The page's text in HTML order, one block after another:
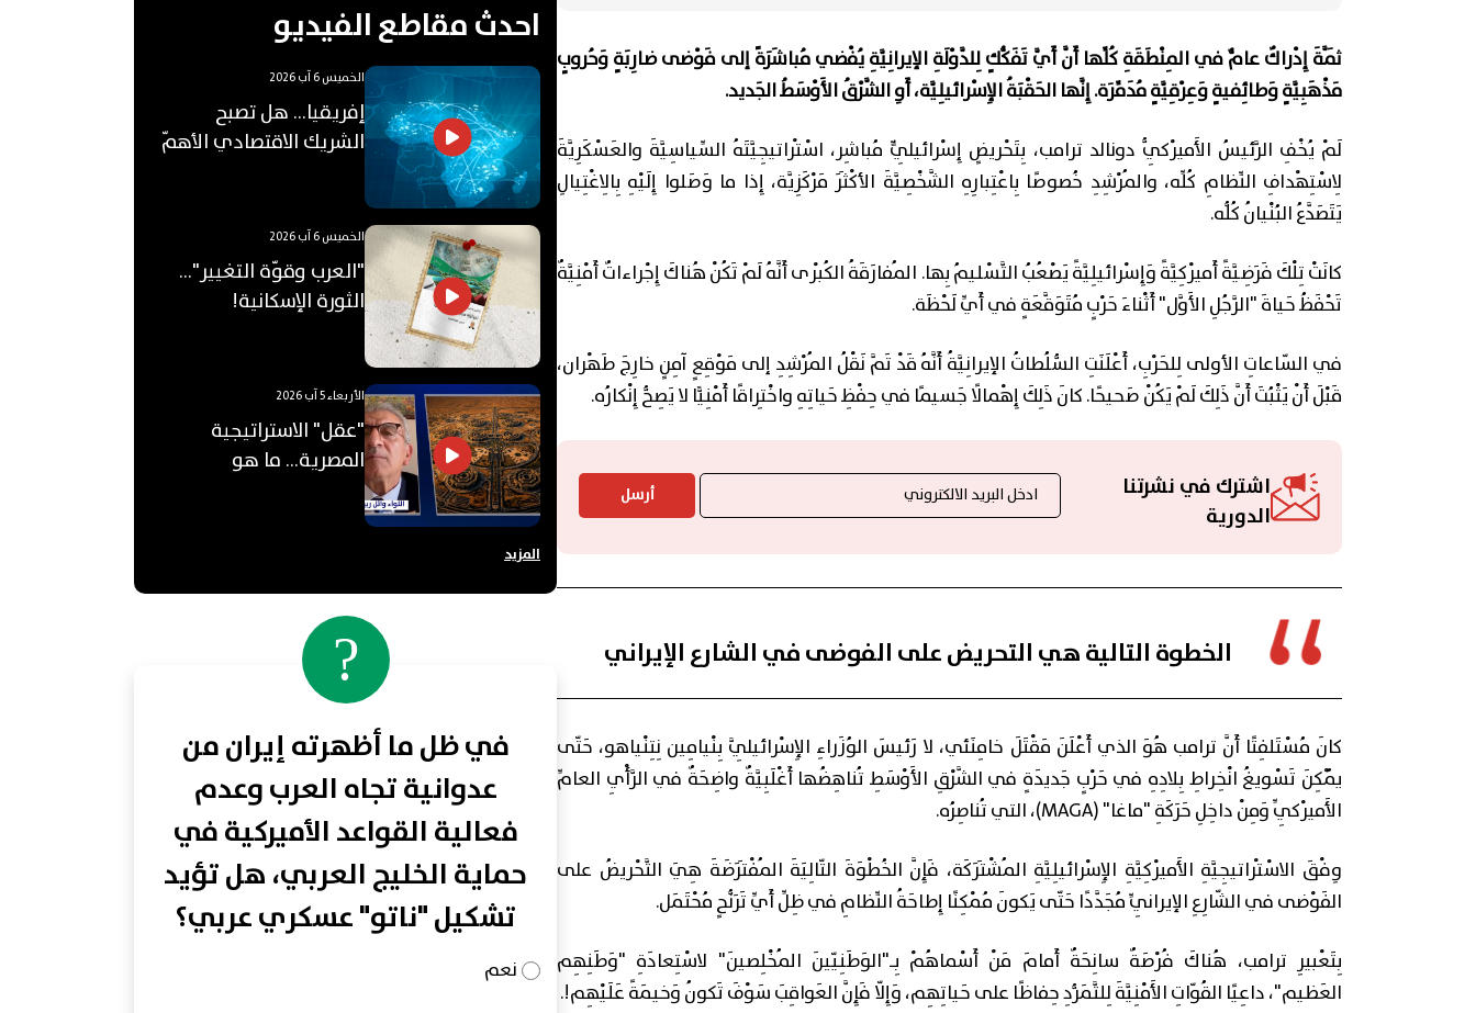
ثَمَّةَ إِدْراكٌ عامٌّ في المِنْطَقَةِ كُلِّها أَنَّ أَيَّ تَفَكُّكٍ لِلدَّوْلَةِ الإيرانِيَّةِ يُفْضي مُباشَرَةً إلى فَوْضى ضارِبَةٍ وَحُروبٍ
مَذْهَبِيَّةٍ وَطائِفيةٍ وَعِرْقِيَّةٍ مُدَمِّرَة. إِنَّها الحَقْبَةُ الإِسْرائيلِيَّة، أَوِ الشَّرْقُ الأَوْسَطُ الجَديد.
لَمْ يُخْفِ الرَّئيسُ الأَميرْكِيُّ دونالد ترامب، بِتَحْريضٍ إِسْرائيلِيٍّ مُباشِر، اسْتْراتيجِيَّتَهُ السِّياسِيَّةَ والعَسْكَرِيَّةَ
لِاسْتِهْدافِ النِّظامِ كُلِّه، والمُرْشِدِ خُصوصًا بِاعْتِبارِهِ الشَّخْصِيَّةَ الأكْثَرَ مَرْكَزِيَّة، إِذا ما وَصَلوا إِلَيْهِ بِالِاغْتِيالِ
يَتَصَدَّعُ البُنْيانُ كُلُّه.
كانَتْ تِلْكَ فَرَضِيَّةً أَميرْكِيَّةً وَإِسْرائيلِيَّةً يَصْعُبُ التَّسْليمُ بِها. المُفارَقَةُ الكُبْرى أَنَّهُ لَمْ تَكُنْ هُناكَ إِجْراءاتٌ أَمْنِيَّةٌ
تَحْفَظُ حَياةَ "الرَّجُلِ الأَوَّل" أَثْناءَ حَرْبٍ مُتَوَقَّعَةٍ في أَيِّ لَحْظَة.
في السّاعاتِ الأولى لِلحَرْبِ، أَعْلَنَتِ السُّلُطاتُ الإيرانِيَّةُ أَنَّهُ قَدْ تَمَّ نَقْلُ المُرْشِدِ إلى مَوْقِعٍ آمِنٍ خارِجَ طَهْران،
قَبْلَ أَنْ يَثْبُتَ أَنَّ ذَلِكَ لَمْ يَكُنْ صَحيحًا. كانَ ذَلِكَ إِهْمالًا جَسيمًا في حِفْظِ حَياتِهِ واخْتِراقًا أَمْنِيًّا لا يَصِحُّ إِنْكارُه.
اشترك في نشرتنا
الدورية
أرسل
الخطوة التالية هي التحريض على الفوضى في الشارع الإيراني
كانَ مُسْتَلفِتًا أَنَّ ترامب هُوَ الذي أَعْلَنَ مَقْتَلَ خامِنَئي، لا رَئيسَ الوُزَراءِ الإِسْرائيلِيَّ بِنْيامِين نِتِنْياهو، حَتّى
يُمْكِنَ تَسْويغُ انْخِراطِ بِلادِهِ في حَرْبٍ جَديدَةٍ في الشَّرْقِ الأَوْسَطِ تُناهِضُها أَغْلَبِيَّةٌ واضِحَةٌ في الرَّأْيِ العامِّ
الأَميرْكِيِّ وَمِنْ داخِلِ حَرَكَةِ "ماغا" (MAGA)، التي تُناصِرُه.
وِفْقَ الاسْتْراتيجِيَّةِ الأَميرْكِيَّةِ الإِسْرائيلِيَّةِ المُشْتَرَكَة، فَإِنَّ الخُطْوَةَ التّالِيَةَ المُفْتَرَضَةَ هِيَ التَّحْريضُ على
الفَوْضى في الشّارِعِ الإيرانِيِّ مُجَدَّدًا حَتّى يَكونَ مُمْكِنًا إِطاحَةُ النِّظامِ في ظِلِّ أَيِّ تَرَنُّحٍ مُحْتَمَل.
بِتَعْبيرِ ترامب، هُناكَ فُرْصَةٌ سانِحَةٌ أَمامَ مَنْ أَسْماهُمْ بِـ"الوَطَنِيّينَ المُخْلِصينَ" لاسْتِعادَةِ "وَطَنِهِم
العَظيم"، داعِيًا القُوّاتِ الأَمْنِيَّةَ لِلتَّمَرُّدِ حِفاظًا على حَياتِهِم، وَإِلّا فَإِنَّ العَواقِبَ سَوْفَ تَكونُ وَخيمَةً عَلَيْهِم!.
احدث مقاطع الفيديو
الخميس 6 آب 2026
إفريقيا... هل تصبح
الشريك الاقتصادي الأهمّ
الخميس 6 آب 2026
"العرب وقوّة التغيير"...
الثورة الإسكانية!
الأربعاء 5 آب 2026
"عقل" الاستراتيجية
المصرية... ما هو
"الأوكتاغون"؟
المزيد
?
في ظل ما أظهرته إيران من
عدوانية تجاه العرب وعدم
فعالية القواعد الأميركية في
حماية الخليج العربي، هل تؤيد
تشكيل "ناتو" عسكري عربي؟
نعم